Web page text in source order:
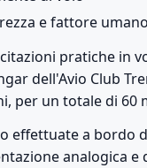
e fattore umano
pratiche in
dell'Avio Club
per un totale di 60
effettuate a bordo
analogica e